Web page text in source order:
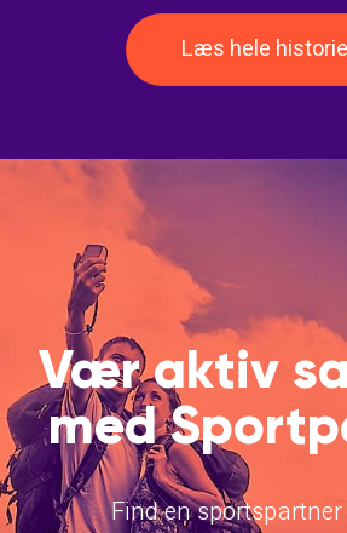
Læs hele
Vær aktiv
med
Find en